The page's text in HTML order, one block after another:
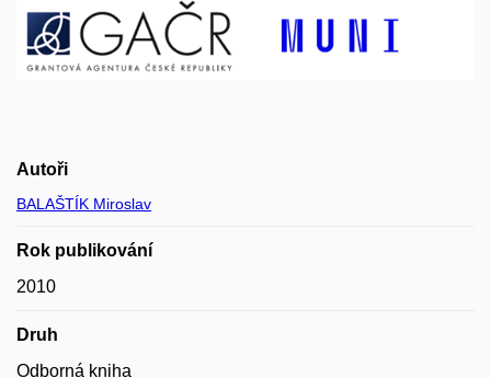
Autoři
BALAŠTÍK Miroslav
Rok publikování
2010
Druh
Odborná kniha